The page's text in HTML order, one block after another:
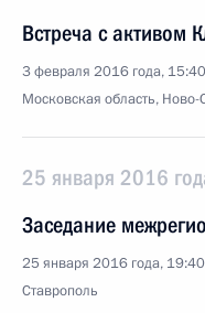
Встреча с активом
3 февраля 2016 года, 15:40
Московская область, Ново-
25 января 2016
Заседание
25 января 2016 года, 19:40
Ставрополь